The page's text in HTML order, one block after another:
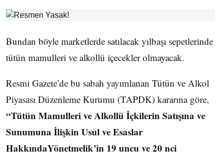
Bundan böyle marketlerde satılacak yılbaşı sepetlerinde
tütün mamulleri ve alkollü içecekler olmayacak.
Resmi Gazete’de bu sabah yayımlanan Tütün ve Alkol
Piyasası Düzenleme Kurumu (TAPDK) kararına göre,
“Tütün Mamulleri ve Alkollü İçkilerin Satışına ve
Sunumuna İlişkin Usul ve Esaslar
HakkındaYönetmelik’in 19 uncu ve 20 nci